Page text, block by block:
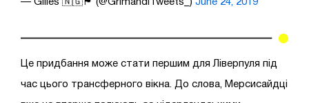
Це придбання може стати першим для Ліверпуля під
час цього трансферного вікна. До слова, Мерсисайдці